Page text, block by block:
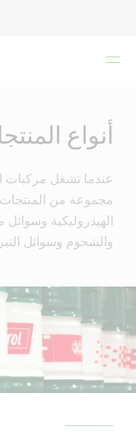
أنواع
عندما تشغل مركبات
مجموعة من
الهيدروليكية
والشحوم وسوائل